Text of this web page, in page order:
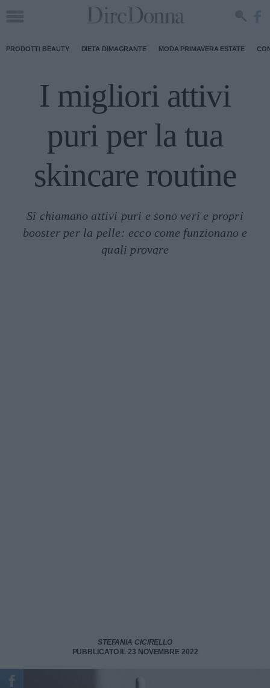
PRODOTTI BEAUTY DIETA DIMAGRANTE MODA PRIMAVERA ESTATE
I migliori attivi
puri per la tua
skincare routine
Si chiamano attivi puri e sono veri e propri
booster per la pelle: ecco come funzionano e
quali provare
STEFANIA CICIRELLO
PUBBLICATO IL 23 NOVEMBRE 2022